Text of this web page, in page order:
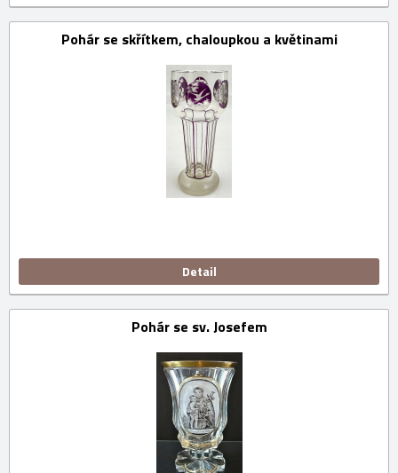
Pohár se skřítkem, chaloupkou a květinami
Detail
Pohár se sv. Josefem